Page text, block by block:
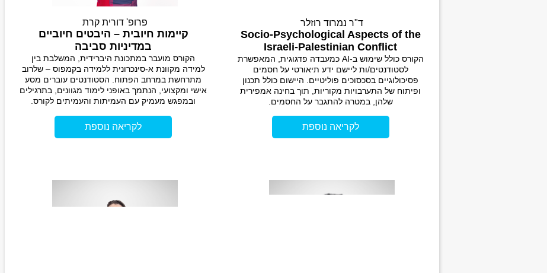
ד"ר נמרוד רוזלר
Socio-Psychological Aspects of the
Israeli-Palestinian Conflict
הקורס כולל שימוש ב-AI כמעבדה פדגוגית, המאפשרת
לסטודנטים/ות ליישם ידע תיאורטי על חסמים
פסיכולוגיים בסכסוכים פוליטיים. היישום כולל תכנון
ופיתוח של התערבויות מקוריות, תוך בחינה אמפירית
שלהן, במטרה להתגבר על החסמים.
לקריאה נוספת
פרופ' דורית קרת
קיימות חיובית – היבטים חיוביים
במדיניות סביבה
הקורס מועבר במתכונת היברידית, המשלבת בין
למידה מקוונת א-סינכרונית ללמידה בקמפוס – שלרוב
מתרחשת במרחב הפתוח. הסטודנטים עוברים מסע
אישי ומקצועי, הנתמך באופני לימוד מגוונים, בתרגילים
ובמפגש מעמיק עם העמיתות והעמיתים לקורס.
לקריאה נוספת